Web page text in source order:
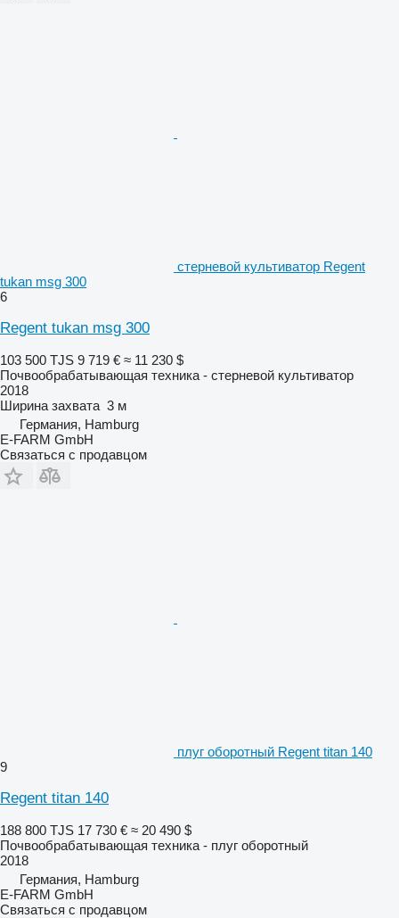
стерневой культиватор Regent
tukan msg 300
6
Regent tukan msg 300
103 500 TJS 9 719 € ≈ 11 230 $
Почвообрабатывающая техника - стерневой культиватор
2018
Ширина захвата 3 м
Германия, Hamburg
E-FARM GmbH
Связаться с продавцом
плуг оборотный Regent titan 140
9
Regent titan 140
188 800 TJS 17 730 € ≈ 20 490 $
Почвообрабатывающая техника - плуг оборотный
2018
Германия, Hamburg
E-FARM GmbH
Связаться с продавцом